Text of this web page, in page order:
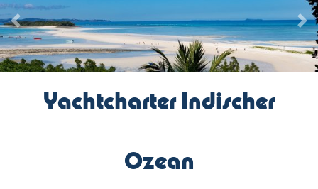
Previous Next
Yachtcharter Indischer
Ozean